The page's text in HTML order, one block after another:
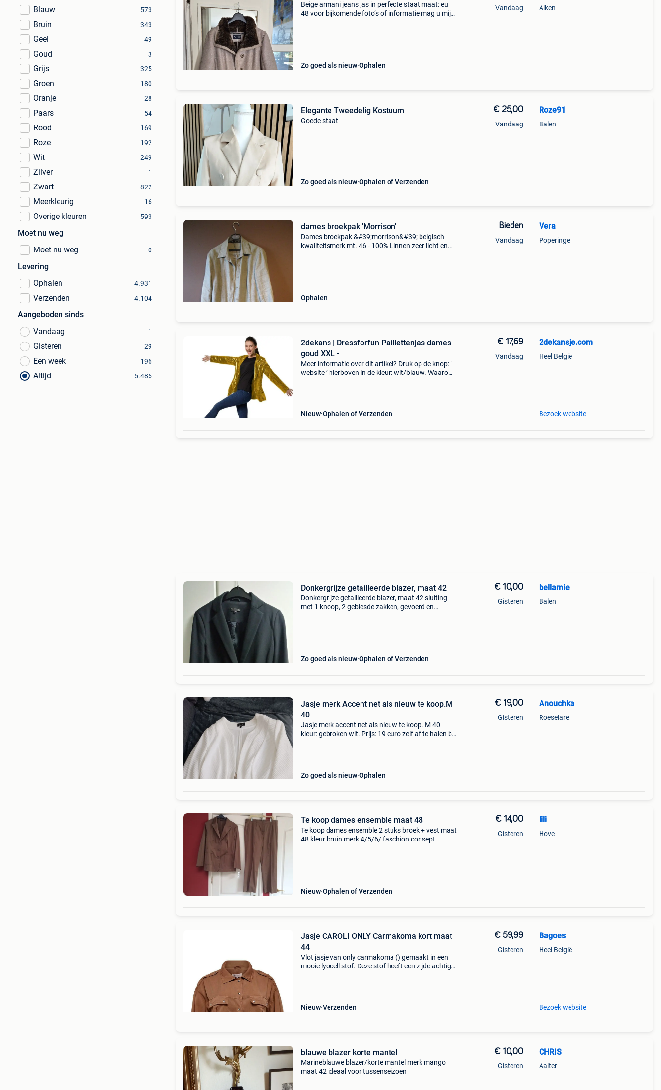
Blauw 573
Bruin 343
Geel 49
Goud 3
Grijs 325
Groen 180
Oranje 28
Paars 54
Rood 169
Roze 192
Wit 249
Zilver 1
Zwart 822
Meerkleurig 16
Overige kleuren 593
Moet nu weg
Moet nu weg
0
Levering
Ophalen
4.931
Verzenden 4.104
Aangeboden sinds
Vandaag
1
Gisteren 29
Een week 196
Altijd 5.485
Beige armani jeans jas in perfecte staat maat: eu
48 voor bijkomende foto’s of informatie mag u mij
Zo goed als nieuw Ophalen
Vandaag Alken
Elegante Tweedelig Kostuum
Goede staat
Zo goed als nieuw Ophalen of Verzenden
€ 25,00
Vandaag
Roze91
Balen
dames broekpak 'Morrison'
Dames broekpak &#39;morrison&#39; belgisch
kwaliteitsmerk mt. 46 - 100% Linnen zeer licht en
Ophalen
Bieden
Vandaag
Vera
Poperinge
2dekans | Dressforfun Paillettenjas dames
goud XXL -
Meer informatie over dit artikel? Druk op de knop: ‘
website ’ hierboven in de kleur: wit/blauw. Waarom
Nieuw Ophalen of Verzenden
€ 17,69
Vandaag
2dekansje.com
Heel België
Bezoek website
Donkergrijze getailleerde blazer, maat 42
Donkergrijze getailleerde blazer, maat 42 sluiting
met 1 knoop, 2 gebiesde zakken, gevoerd en
Zo goed als nieuw Ophalen of Verzenden
€ 10,00
Gisteren
bellamie
Balen
Jasje merk Accent net als nieuw te koop.M
40
Jasje merk accent net als nieuw te koop. M 40
kleur: gebroken wit. Prijs: 19 euro zelf af te halen bij
Zo goed als nieuw Ophalen
€ 19,00
Gisteren
Anouchka
Roeselare
Te koop dames ensemble maat 48
Te koop dames ensemble 2 stuks broek + vest maat
48 kleur bruin merk 4/5/6/ faschion consept
Nieuw Ophalen of Verzenden
€ 14,00
Gisteren
lili
Hove
Jasje CAROLI ONLY Carmakoma kort maat
44
Vlot jasje van only carmakoma () gemaakt in een
mooie lyocell stof. Deze stof heeft een zijde achtige
Nieuw Verzenden
€ 59,99
Gisteren
Bagoes
Heel België
Bezoek website
blauwe blazer korte mantel
Marineblauwe blazer/korte mantel merk mango
maat 42 ideaal voor tussenseizoen
€ 10,00
Gisteren
CHRIS
Aalter